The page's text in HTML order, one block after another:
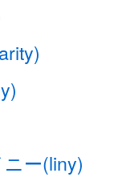
ー(liny)